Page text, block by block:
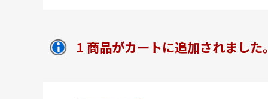
1 商品がカートに追加されました